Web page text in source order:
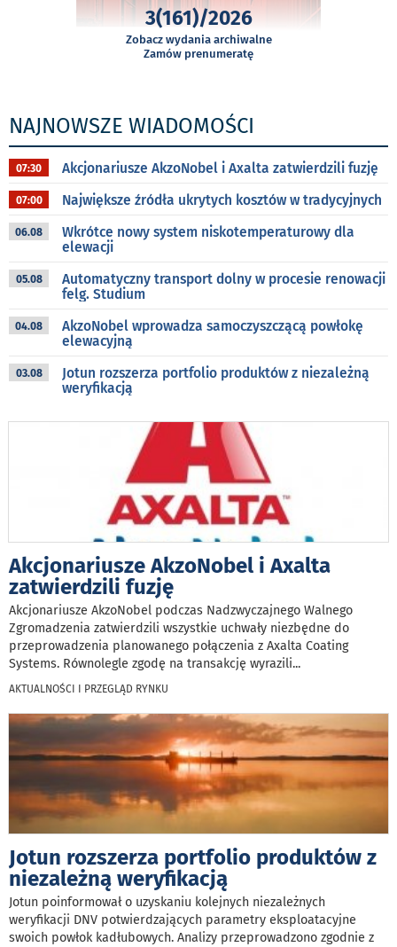
3(161)/2026
Zobacz wydania archiwalne
Zamów prenumeratę
NAJNOWSZE WIADOMOŚCI
07:30 Akcjonariusze AkzoNobel i Axalta zatwierdzili fuzję
07:00 Największe źródła ukrytych kosztów w tradycyjnych
06.08
Wkrótce nowy system niskotemperaturowy dla
elewacji
05.08
Automatyczny transport dolny w procesie renowacji
felg. Studium
04.08
AkzoNobel wprowadza samoczyszczącą powłokę
elewacyjną
03.08
Jotun rozszerza portfolio produktów z niezależną
weryfikacją
Akcjonariusze AkzoNobel i Axalta
zatwierdzili fuzję
Akcjonariusze AkzoNobel podczas Nadzwyczajnego Walnego
Zgromadzenia zatwierdzili wszystkie uchwały niezbędne do
przeprowadzenia planowanego połączenia z Axalta Coating
Systems. Równolegle zgodę na transakcję wyrazili...
AKTUALNOŚCI I PRZEGLĄD RYNKU
Jotun rozszerza portfolio produktów z
niezależną weryfikacją
Jotun poinformował o uzyskaniu kolejnych niezależnych
weryfikacji DNV potwierdzających parametry eksploatacyjne
swoich powłok kadłubowych. Analizy przeprowadzono zgodnie z